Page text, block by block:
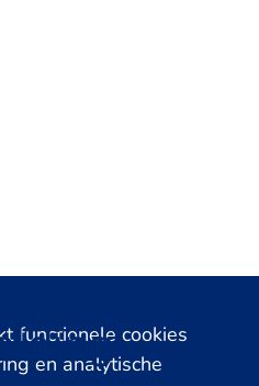
functionele cookies
en analytische